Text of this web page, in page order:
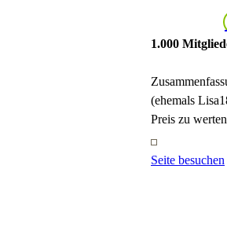
1.000
(ehemals
Preis zu
Seite besuchen